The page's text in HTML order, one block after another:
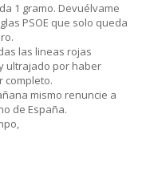
1 gramo. Devuélvame
PSOE que solo queda
las lineas rojas
ultrajado por haber
completo.
mismo renuncie a
de España.